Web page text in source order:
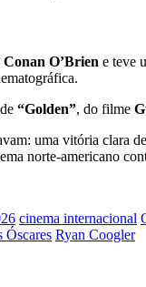
Conan O’Brien e teve
“Golden”, do filme
uma vitória clara de
norte-americano
cinema internacional
Óscares Ryan Coogler